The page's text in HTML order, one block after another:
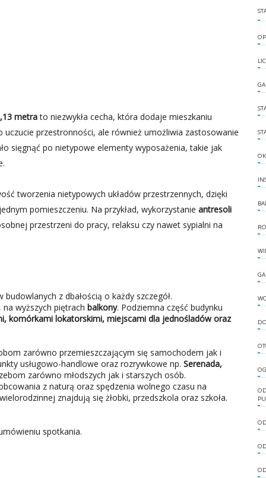
metrato niezwykła cecha, która dodaje mieszkaniu
przestronności, ale również umożliwia zastosowanie
sięgnąć po nietypowe elementy wyposażenia, takie jak
tworzenia nietypowych układów przestrzennych, dzięki
pomieszczeniu. Na przykład, wykorzystanie antresoli
przestrzeni do pracy, relaksu czy nawet sypialni na
z dbałością o każdy szczegół.
na wyższych piętrach balkony. Podziemna część budynku
komórkami lokatorskimi, miejscami dla jednośladów oraz
zarówno przemieszczającym się samochodem jak i
usługowo-handlowe oraz rozrywkowe np. Serenada,
zarówno młodszych jak i starszych osób.
z naturą oraz spędzenia wolnego czasu na
znajdują się żłobki, przedszkola oraz szkoła.
spotkania.